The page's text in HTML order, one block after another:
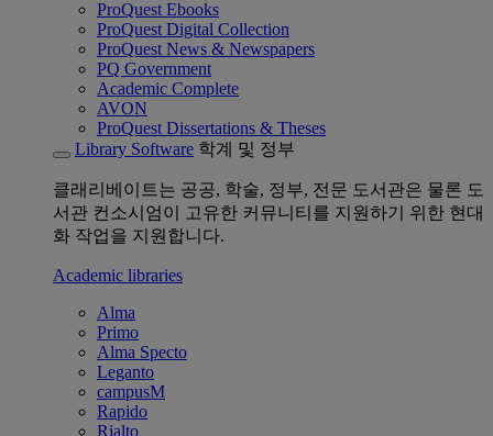
ProQuest Ebooks
ProQuest Digital Collection
ProQuest News & Newspapers
PQ Government
Academic Complete
AVON
ProQuest Dissertations & Theses
Library Software 학계 및 정부
클래리베이트는 공공, 학술, 정부, 전문 도서관은 물론 도
서관 컨소시엄이 고유한 커뮤니티를 지원하기 위한 현대
화 작업을 지원합니다.
Academic libraries
Alma
Primo
Alma Specto
Leganto
campusM
Rapido
Rialto